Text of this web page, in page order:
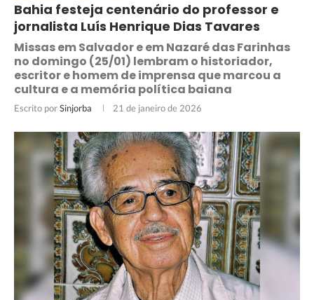
Bahia festeja centenário do professor e
jornalista Luís Henrique Dias Tavares
Missas em Salvador e em Nazaré das Farinhas
no domingo (25/01) lembram o historiador,
escritor e homem de imprensa que marcou a
cultura e a memória política baiana
Escrito porSinjorba 21 de janeiro de 2026